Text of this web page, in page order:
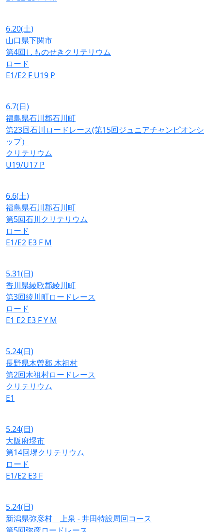
6.20(土)
山口県下関市
第4回しものせきクリテリウム
ロード
E1/E2 F U19 P
6.7(日)
福島県石川郡石川町
第23回石川ロードレース(第15回ジュニアチャンピオンシ
ップ）
クリテリウム
U19/U17 P
6.6(土)
福島県石川郡石川町
第5回石川クリテリウム
ロード
E1/E2 E3 F M
5.31(日)
香川県綾歌郡綾川町
第3回綾川町ロードレース
ロード
E1 E2 E3 FY M
5.24(日)
長野県木曽郡 木祖村
第2回木祖村ロードレース
クリテリウム
E1
5.24(日)
大阪府堺市
第14回堺クリテリウム
ロード
E1/E2 E3 F
5.24(日)
新潟県弥彦村 上泉 - 井田特設周回コース